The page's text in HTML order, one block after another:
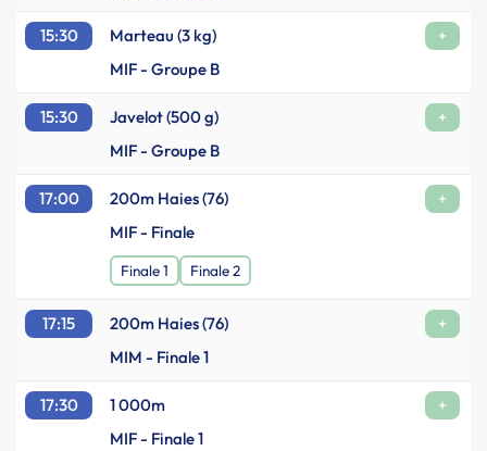
15:30 Marteau (3 kg)
+
MIF - Groupe B
15:30 Javelot (500 g)
+
MIF - Groupe B
17:00 200m Haies (76)
+
MIF - Finale
Finale 1 Finale 2
17:15 200m Haies (76)
+
MIM - Finale 1
17:30 1 000m
+
MIF - Finale 1